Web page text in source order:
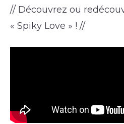
// Découvrez ou
« Spiky Love » ! //